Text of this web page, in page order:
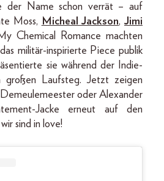
der Name schon verrät – auf
Moss, Micheal Jackson,Jimi
Chemical Romance machten
militär-inspirierte Piece publik
sie während der Indie-
großen Laufsteg. Jetzt zeigen
oder Alexander
Jacke erneut auf den
sind in love!